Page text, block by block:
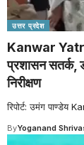
उत्तर प्रदेश
Kanwar Yatra
प्रशासन सतर्क,
निरीक्षण
रिपोर्ट: उमंग पाण्डेय
ByYoganand